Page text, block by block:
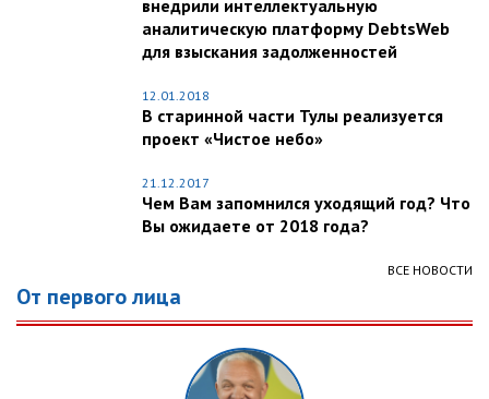
внедрили интеллектуальную
аналитическую платформу DebtsWeb
для взыскания задолженностей
12.01.2018
В старинной части Тулы реализуется
проект «Чистое небо»
21.12.2017
Чем Вам запомнился уходящий год? Что
Вы ожидаете от 2018 года?
ВСЕ НОВОСТИ
От первого лица